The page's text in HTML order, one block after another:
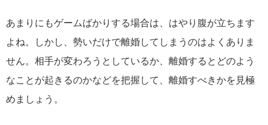
あまりにもゲームばかりする場合は、はやり腹が立ちます
よね。しかし、勢いだけで離婚してしまうのはよくありま
せん。相手が変わろうとしているか、離婚するとどのよう
なことが起きるのかなどを把握して、離婚すべきかを見極
めましょう。